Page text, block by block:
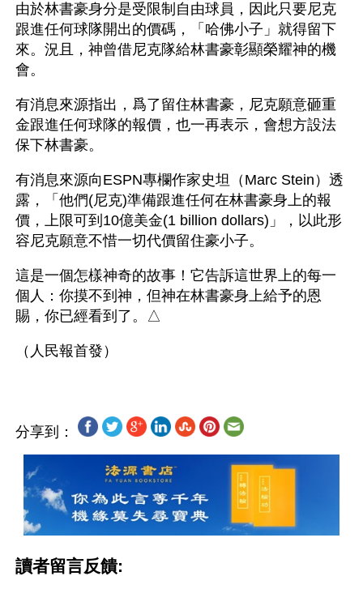
由於林書豪身分是受限制自由球員，因此只要尼克
跟進任何球隊開出的價碼，「哈佛小子」就得留下
來。況且，神曾借尼克隊給林書豪彰顯榮耀神的機
會。
有消息來源指出，爲了留住林書豪，尼克願意砸重
金跟進任何球隊的報價，也一再表示，會想方設法
保下林書豪。
有消息來源向ESPN專欄作家史坦（Marc Stein）透
露，「他們(尼克)準備跟進任何在林書豪身上的報
價，上限可到10億美金(1 billion dollars)」，以此形
容尼克願意不惜一切代價留住豪小子。
這是一個怎樣神奇的故事！它告訴這世界上的每一
個人：你摸不到神，但神在林書豪身上給予的恩
賜，你已經看到了。△
分享到：
讀者留言反饋: